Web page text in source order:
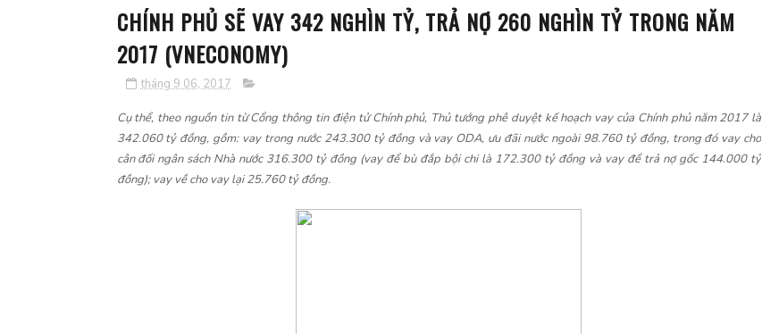
CHÍNH PHỦ SẼ VAY 342 NGHÌN TỶ, TRẢ NỢ 260 NGHÌN TỶ TRONG NĂM
2017 (VNECONOMY)
tháng 9 06, 2017
Cụ thể, theo nguồn tin từ Cổng thông tin điện tử Chính phủ, Thủ tướng phê duyệt kế hoạch vay của Chính phủ năm 2017 là
342.060 tỷ đồng, gồm: vay trong nước 243.300 tỷ đồng và vay ODA, ưu đãi nước ngoài 98.760 tỷ đồng, trong đó vay cho
cân đối ngân sách Nhà nước 316.300 tỷ đồng (vay để bù đắp bội chi là 172.300 tỷ đồng và vay để trả nợ gốc 144.000 tỷ
đồng); vay về cho vay lại 25.760 tỷ đồng.